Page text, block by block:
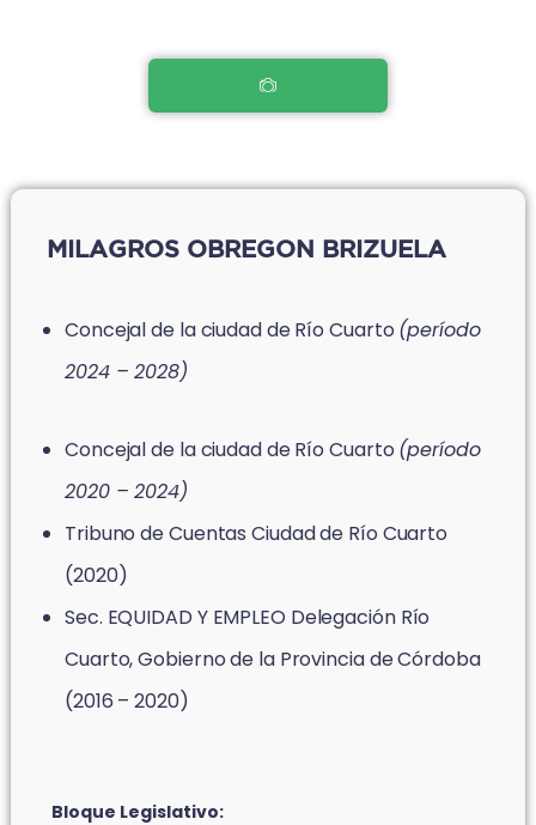
MILAGROS OBREGON BRIZUELA
Concejal de la ciudad de Río Cuarto (período
2024 – 2028)
Concejal de la ciudad de Río Cuarto (período
2020 – 2024)
Tribuno de Cuentas Ciudad de Río Cuarto
(2020)
Sec. EQUIDAD Y EMPLEO Delegación Río
Cuarto, Gobierno de la Provincia de Córdoba
(2016 – 2020)
Bloque Legislativo: